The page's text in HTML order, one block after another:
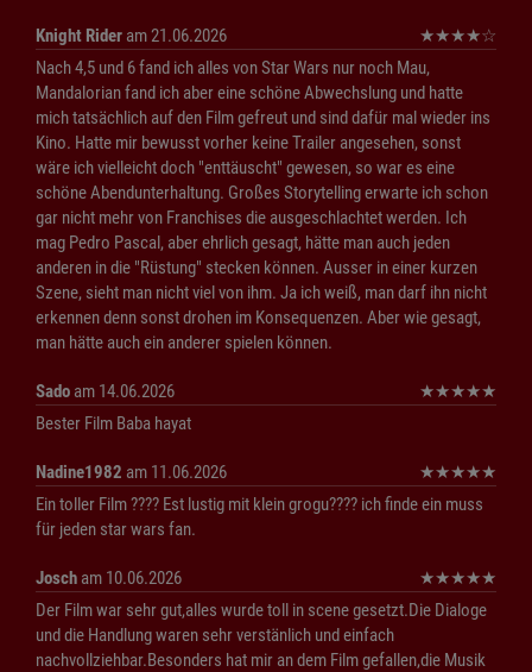
Knight Rider am 21.06.2026 ★★★★☆
Nach 4,5 und 6 fand ich alles von Star Wars nur noch Mau,
Mandalorian fand ich aber eine schöne Abwechslung und hatte
mich tatsächlich auf den Film gefreut und sind dafür mal wieder ins
Kino. Hatte mir bewusst vorher keine Trailer angesehen, sonst
wäre ich vielleicht doch "enttäuscht" gewesen, so war es eine
schöne Abendunterhaltung. Großes Storytelling erwarte ich schon
gar nicht mehr von Franchises die ausgeschlachtet werden. Ich
mag Pedro Pascal, aber ehrlich gesagt, hätte man auch jeden
anderen in die "Rüstung" stecken können. Ausser in einer kurzen
Szene, sieht man nicht viel von ihm. Ja ich weiß, man darf ihn nicht
erkennen denn sonst drohen im Konsequenzen. Aber wie gesagt,
man hätte auch ein anderer spielen können.
Sado am 14.06.2026 ★★★★★
Bester Film Baba hayat
Nadine1982 am 11.06.2026 ★★★★★
Ein toller Film ???? Est lustig mit klein grogu???? ich finde ein muss
für jeden star wars fan.
Josch am 10.06.2026 ★★★★★
Der Film war sehr gut,alles wurde toll in scene gesetzt.Die Dialoge
und die Handlung waren sehr verstänlich und einfach
nachvollziehbar.Besonders hat mir an dem Film gefallen,die Musik